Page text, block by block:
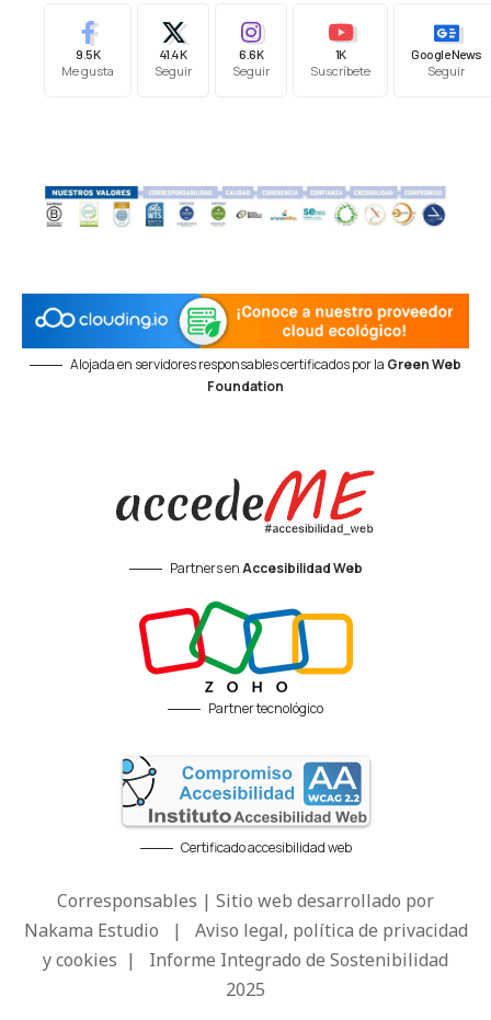
9.5K
Me gusta
41.4K
Seguir
6.6K
Seguir
1K
Suscríbete
Google News
Seguir
Alojada en servidores responsables certificados por la Green Web
Foundation
Partners enAccesibilidad Web
Partner tecnológico
Certificado accesibilidad web
Corresponsables | Sitio web desarrollado por
Nakama Estudio | Aviso legal, política de privacidad
y cookies | Informe Integrado de Sostenibilidad
2025